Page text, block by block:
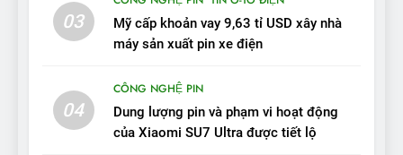
Người dùng nhận xét về
VinFast VF7: Độ hoàn thiện
đồng
12
VinFast VF7 – Mẫu xe cá
03
Mỹ cấp khoản vay 9,63 tỉ USD xây nhà
máy sản xuất pin xe điện
04
CÔNG NGHỆ PIN
Dung lượng pin và phạm vi hoạt động
của Xiaomi SU7 Ultra được tiết lộ